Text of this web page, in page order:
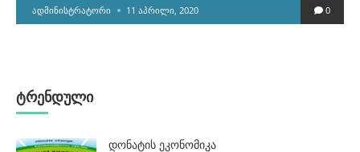
POSTED
ᲐᲓᲛᲘᲜᲘᲡᲢᲠᲐᲢᲝᲠᲘ 11 ᲐᲞᲠᲘᲚᲘ, 2020 0
ტრენდული
დონატის ეკონომიკა